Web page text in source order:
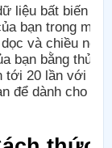
liệu bất biến
bạn trong
và chiều
bạn bằng thử
20 lần với
để dành cho